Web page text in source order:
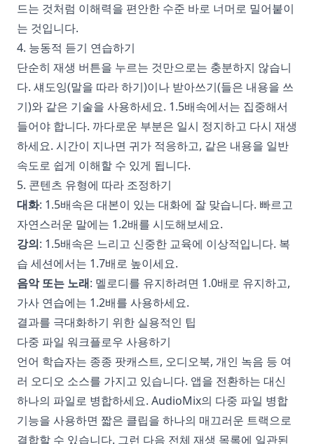
드는 것처럼 이해력을 편안한 수준 바로 너머로 밀어붙이
는 것입니다.
4. 능동적 듣기 연습하기
단순히 재생 버튼을 누르는 것만으로는 충분하지 않습니
다. 섀도잉(말을 따라 하기)이나 받아쓰기(들은 내용을 쓰
기)와 같은 기술을 사용하세요. 1.5배속에서는 집중해서
들어야 합니다. 까다로운 부분은 일시 정지하고 다시 재생
하세요. 시간이 지나면 귀가 적응하고, 같은 내용을 일반
속도로 쉽게 이해할 수 있게 됩니다.
5. 콘텐츠 유형에 따라 조정하기
대화: 1.5배속은 대본이 있는 대화에 잘 맞습니다. 빠르고
자연스러운 말에는 1.2배를 시도해보세요.
강의: 1.5배속은 느리고 신중한 교육에 이상적입니다. 복
습 세션에서는 1.7배로 높이세요.
음악 또는 노래: 멜로디를 유지하려면 1.0배로 유지하고,
가사 연습에는 1.2배를 사용하세요.
결과를 극대화하기 위한 실용적인 팁
다중 파일 워크플로우 사용하기
언어 학습자는 종종 팟캐스트, 오디오북, 개인 녹음 등 여
러 오디오 소스를 가지고 있습니다. 앱을 전환하는 대신
하나의 파일로 병합하세요. AudioMix의 다중 파일 병합
기능을 사용하면 짧은 클립을 하나의 매끄러운 트랙으로
결합할 수 있습니다. 그런 다음 전체 재생 목록에 일관된